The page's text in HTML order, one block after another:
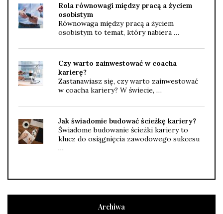
Rola równowagi między pracą a życiem
osobistym
Równowaga między pracą a życiem
osobistym to temat, który nabiera …
Czy warto zainwestować w coacha
karierę?
Zastanawiasz się, czy warto zainwestować
w coacha kariery? W świecie, …
Jak świadomie budować ścieżkę kariery?
Świadome budowanie ścieżki kariery to
klucz do osiągnięcia zawodowego sukcesu
…
Archiwa